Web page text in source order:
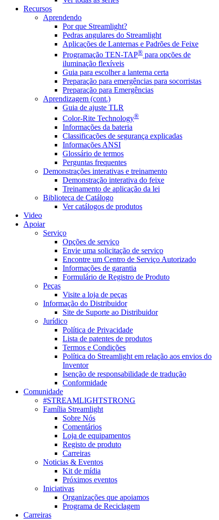
Recursos
Aprendendo
Por que Streamlight?
Pedras angulares do Streamlight
Aplicações de Lanternas e Padrões de Feixe
Programação TEN-TAP® para opções de
iluminação flexíveis
Guia para escolher a lanterna certa
Preparação para emergências para socorristas
Preparação para Emergências
Aprendizagem (cont.)
Guia de ajuste TLR
Color-Rite Technology®
Informações da bateria
Classificações de segurança explicadas
Informações ANSI
Glossário de termos
Perguntas frequentes
Demonstrações interativas e treinamento
Demonstração interativa do feixe
Treinamento de aplicação da lei
Biblioteca de Catálogo
Ver catálogos de produtos
Video
Apoiar
Serviço
Opções de serviço
Envie uma solicitação de serviço
Encontre um Centro de Serviço Autorizado
Informações de garantia
Formulário de Registro de Produto
Peças
Visite a loja de peças
Informação do Distribuidor
Site de Suporte ao Distribuidor
Jurídico
Política de Privacidade
Lista de patentes de produtos
Termos e Condições
Política do Streamlight em relação aos envios do
Inventor
Isenção de responsabilidade de tradução
Conformidade
Comunidade
#STREAMLIGHTSTRONG
Família Streamlight
Sobre Nós
Comentários
Loja de equipamentos
Registo de produto
Carreiras
Noticias & Eventos
Kit de mídia
Próximos eventos
Iniciativas
Organizações que apoiamos
Programa de Reciclagem
Carreiras